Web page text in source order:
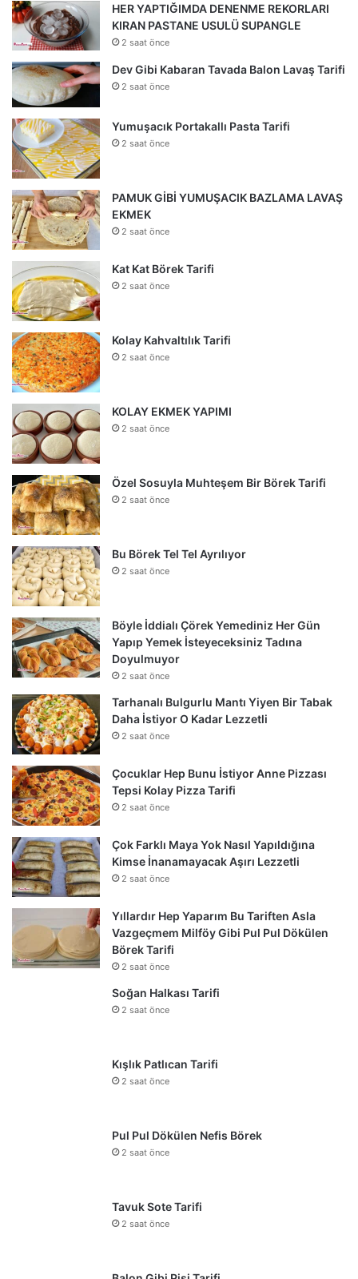
HER YAPTIĞIMDA DENENME REKORLARI
KIRAN PASTANE USULÜ SUPANGLE
2 saat önce
Dev Gibi Kabaran Tavada Balon Lavaş Tarifi
2 saat önce
Yumuşacık Portakallı Pasta Tarifi
2 saat önce
PAMUK GİBİ YUMUŞACIK BAZLAMA LAVAŞ
EKMEK
2 saat önce
Kat Kat Börek Tarifi
2 saat önce
Kolay Kahvaltılık Tarifi
2 saat önce
KOLAY EKMEK YAPIMI
2 saat önce
Özel Sosuyla Muhteşem Bir Börek Tarifi
2 saat önce
Bu Börek Tel Tel Ayrılıyor
2 saat önce
Böyle İddialı Çörek Yemediniz Her Gün
Yapıp Yemek İsteyeceksiniz Tadına
Doyulmuyor
2 saat önce
Tarhanalı Bulgurlu Mantı Yiyen Bir Tabak
Daha İstiyor O Kadar Lezzetli
2 saat önce
Çocuklar Hep Bunu İstiyor Anne Pizzası
Tepsi Kolay Pizza Tarifi
2 saat önce
Çok Farklı Maya Yok Nasıl Yapıldığına
Kimse İnanamayacak Aşırı Lezzetli
2 saat önce
Yıllardır Hep Yaparım Bu Tariften Asla
Vazgeçmem Milföy Gibi Pul Pul Dökülen
Börek Tarifi
2 saat önce
Soğan Halkası Tarifi
2 saat önce
Kışlık Patlıcan Tarifi
2 saat önce
Pul Pul Dökülen Nefis Börek
2 saat önce
Tavuk Sote Tarifi
2 saat önce